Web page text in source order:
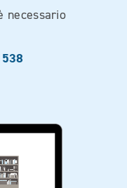
necessario